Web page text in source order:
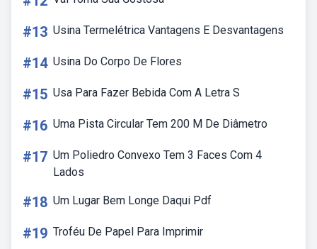
#13 Usina Termelétrica Vantagens E Desvantagens
#14 Usina Do Corpo De Flores
#15 Usa Para Fazer Bebida Com A Letra S
#16 Uma Pista Circular Tem 200 M De Diâmetro
#17 Um Poliedro Convexo Tem 3 Faces Com 4
Lados
#18 Um Lugar Bem Longe Daqui Pdf
#19 Troféu De Papel Para Imprimir